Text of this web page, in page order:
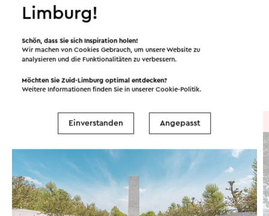
Mechanismus für die Ölmühle war inzwischen
entfernt worden. Mit dem Tod des Müllers im Jahr
1962 verschwand die Mühlenfunktion. Ab 1980
wurde die Mühle komplett renoviert und als
Dieser Text wurde mit Hilfe eines Online-
Routen in der Region
Radfahren Laufen Wandern
Radsport Gravelbiken
Limburg!
Schön, dass Sie sich Inspiration holen!
Wir machen von Cookies Gebrauch, um unsere Website zu
analysieren und die Funktionalitäten zu verbessern.
Möchten Sie Zuid-Limburg optimal entdecken?
Weitere Informationen finden Sie in unsererCookie-Politik.
Einverstanden Angepasst